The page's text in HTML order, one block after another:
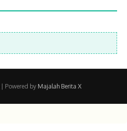
| Powered by Majalah Berita X